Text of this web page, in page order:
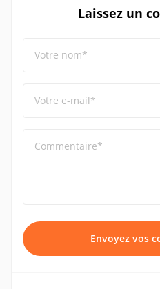
Laissez un
Votre nom*
Votre e-mail*
Commentaire*
Envoyez vos